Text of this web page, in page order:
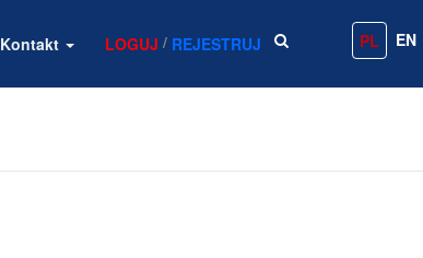
Kontakt LOGUJ / REJESTRUJ PL EN